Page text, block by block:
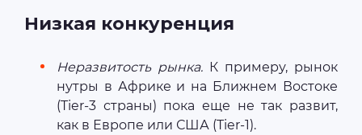
Низкая конкуренция
Неразвитость рынка. К примеру, рынок
нутры в Африке и на Ближнем Востоке
(Tier-3 страны) пока еще не так развит,
как в Европе или США (Tier-1).